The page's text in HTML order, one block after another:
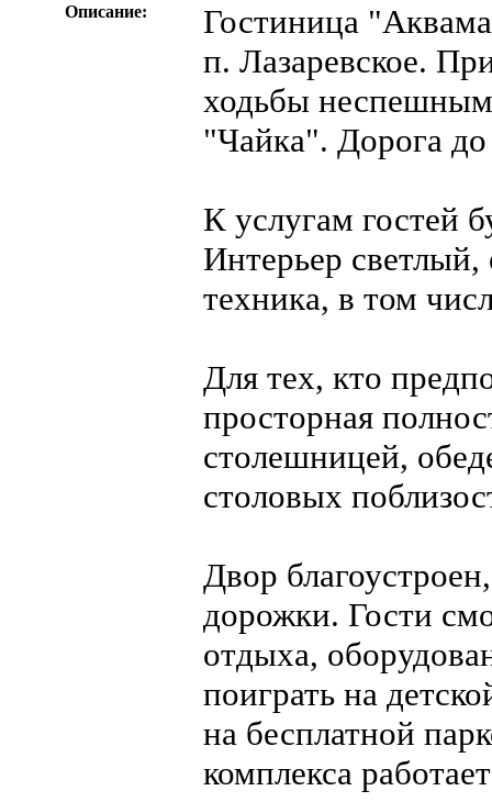
Описание:
Гостиница
п. Лазаревское.
ходьбы
"Чайка". Дорога до
К услугам гостей
Интерьер светлый,
техника, в том
Для тех, кто
просторная
столешницей,
столовых
Двор
дорожки. Гости
отдыха,
поиграть на
на бесплатной
комплекса